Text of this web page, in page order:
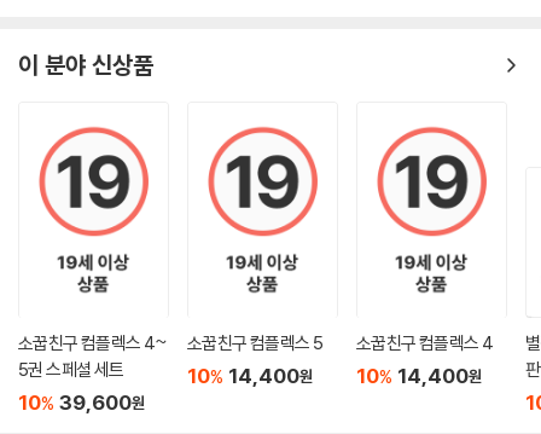
이 분야 신상품
소꿉친구 컴플렉스 4~
5권 스페셜 세트
10% 39,600원
소꿉친구 컴플렉스 5
10% 14,400원
소꿉친구 컴플렉스 4
10% 14,400원
판